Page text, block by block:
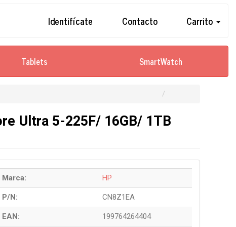
Identifícate Contacto Carrito
Tablets SmartWatch
Ultra 5-225F/ 16GB/ 1TB
Marca: HP
P/N: CN8Z1EA
EAN: 199764264404